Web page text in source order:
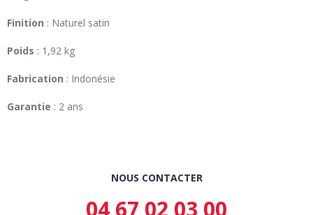
Finition : Naturel satin
Poids : 1,92 kg
Fabrication : Indonésie
Garantie : 2 ans
NOUS CONTACTER
04 67 02 03 00